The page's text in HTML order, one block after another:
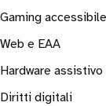
Gaming accessibile
Web e EAA
Hardware assistivo
Diritti digitali